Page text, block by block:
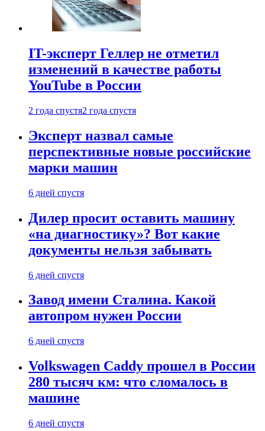
IT-эксперт Геллер не отметил
изменений в качестве работы
YouTube в России
2 года спустя2 года спустя
Эксперт назвал самые
перспективные новые российские
марки машин
6 дней спустя
Дилер просит оставить машину
«на диагностику»? Вот какие
документы нельзя забывать
6 дней спустя
Завод имени Сталина. Какой
автопром нужен России
6 дней спустя
Volkswagen Caddy прошел в России
280 тысяч км: что сломалось в
машине
6 дней спустя